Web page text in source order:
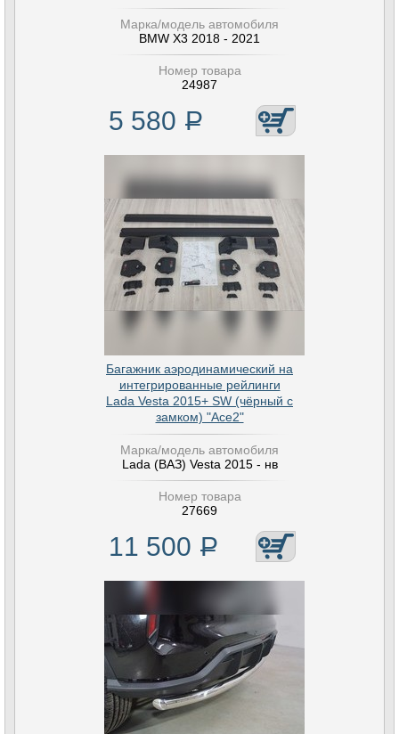
Марка/модель автомобиля
BMW X3 2018 - 2021
Номер товара
24987
5 580 Р
Багажник аэродинамический на
интегрированные рейлинги
Lada Vesta 2015+ SW (чёрный с
замком) "Ace2"
Марка/модель автомобиля
Lada (ВАЗ) Vesta 2015 - нв
Номер товара
27669
11 500 Р